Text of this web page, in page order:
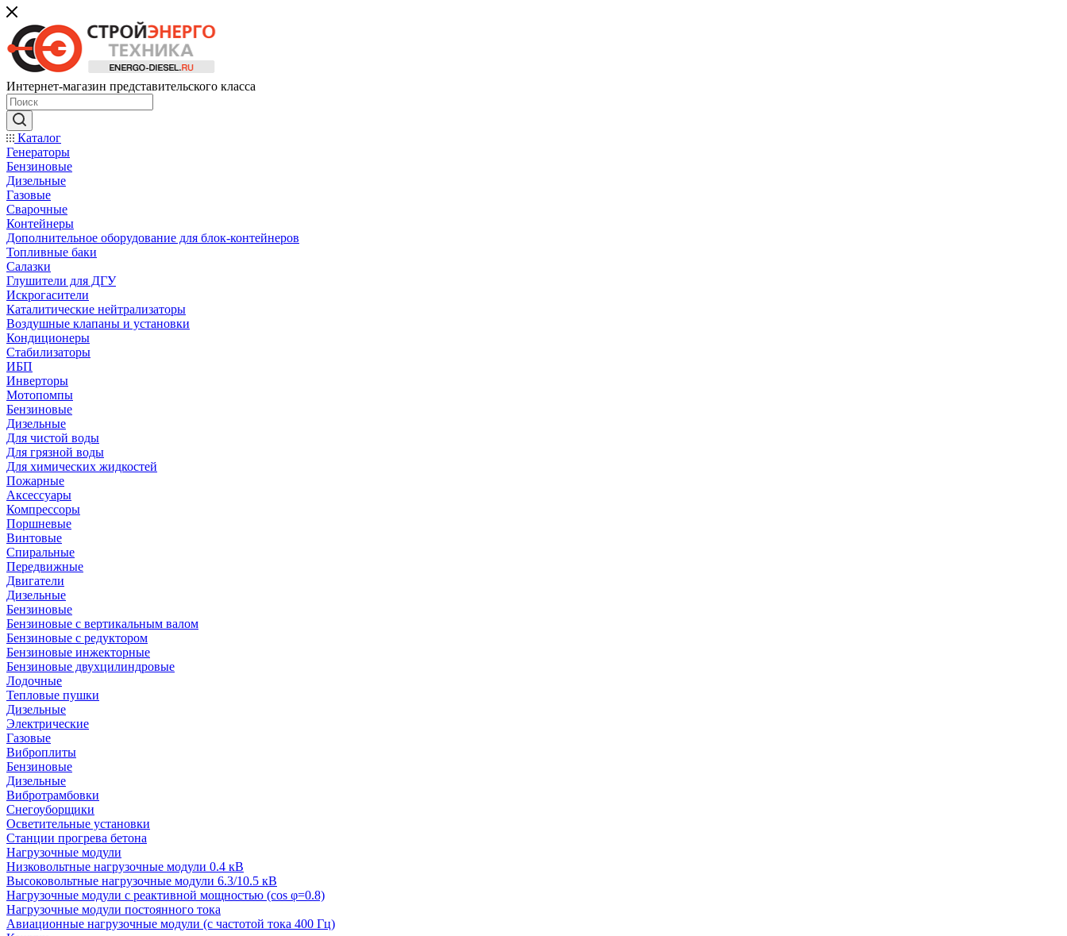
Интернет-магазин представительского класса
Каталог
Генераторы
Бензиновые
Дизельные
Газовые
Сварочные
Контейнеры
Дополнительное оборудование для блок-контейнеров
Топливные баки
Салазки
Глушители для ДГУ
Искрогасители
Каталитические нейтрализаторы
Воздушные клапаны и установки
Кондиционеры
Стабилизаторы
ИБП
Инверторы
Мотопомпы
Бензиновые
Дизельные
Для чистой воды
Для грязной воды
Для химических жидкостей
Пожарные
Аксессуары
Компрессоры
Поршневые
Винтовые
Спиральные
Передвижные
Двигатели
Дизельные
Бензиновые
Бензиновые с вертикальным валом
Бензиновые с редуктором
Бензиновые инжекторные
Бензиновые двухцилиндровые
Лодочные
Тепловые пушки
Дизельные
Электрические
Газовые
Виброплиты
Бензиновые
Дизельные
Вибротрамбовки
Снегоуборщики
Осветительные установки
Станции прогрева бетона
Нагрузочные модули
Низковольтные нагрузочные модули 0.4 кВ
Высоковольтные нагрузочные модули 6.3/10.5 кВ
Нагрузочные модули с реактивной мощностью (cos φ=0.8)
Нагрузочные модули постоянного тока
Авиационные нагрузочные модули (с частотой тока 400 Гц)